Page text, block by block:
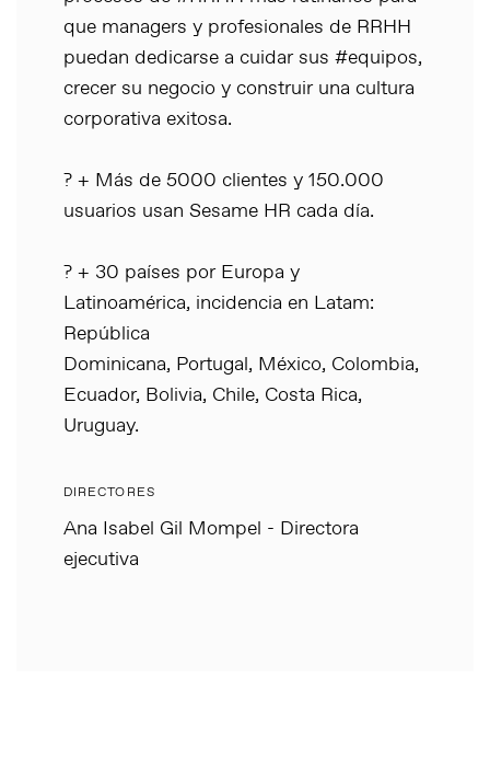
que managers y profesionales de RRHH
puedan dedicarse a cuidar sus #equipos,
crecer su negocio y construir una cultura
corporativa exitosa.
? + Más de 5000 clientes y 150.000
usuarios usan Sesame HR cada día.
? + 30 países por Europa y
Latinoamérica, incidencia en Latam:
República
Dominicana, Portugal, México, Colombia,
Ecuador, Bolivia, Chile, Costa Rica,
Uruguay.
DIRECTORES
Ana Isabel Gil Mompel - Directora
ejecutiva